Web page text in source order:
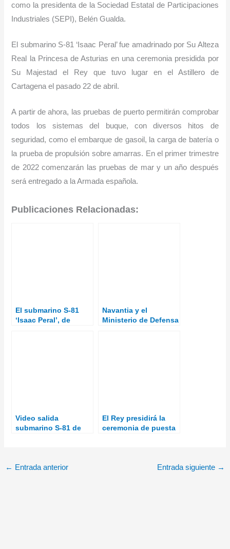
como la presidenta de la Sociedad Estatal de Participaciones
Industriales (SEPI), Belén Gualda.
El submarino S-81 ‘Isaac Peral’ fue amadrinado por Su Alteza
Real la Princesa de Asturias en una ceremonia presidida por
Su Majestad el Rey que tuvo lugar en el Astillero de
Cartagena el pasado 22 de abril.
A partir de ahora, las pruebas de puerto permitirán comprobar
todos los sistemas del buque, con diversos hitos de
seguridad, como el embarque de gasoil, la carga de batería o
la prueba de propulsión sobre amarras. En el primer trimestre
de 2022 comenzarán las pruebas de mar y un año después
será entregado a la Armada española.
Publicaciones Relacionadas:
El submarino S-81
‘Isaac Peral’, de
Navantia y el
Ministerio de Defensa
Video salida
submarino S-81 de
El Rey presidirá la
ceremonia de puesta
Navantia Cartagena
← Entrada anterior Entrada siguiente →